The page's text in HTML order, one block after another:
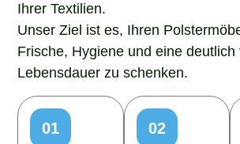
Ihrer Textilien.
Unser Ziel ist es, Ihren
Frische, Hygiene und eine deutlich
Lebensdauer zu schenken.
01
02